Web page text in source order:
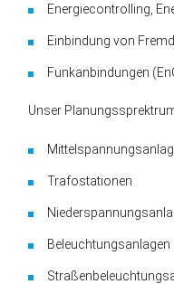
Energiecontrolling,
Einbindung von
Funkanbindungen
Unser
Trafostationen
Beleuchtungsanlagen